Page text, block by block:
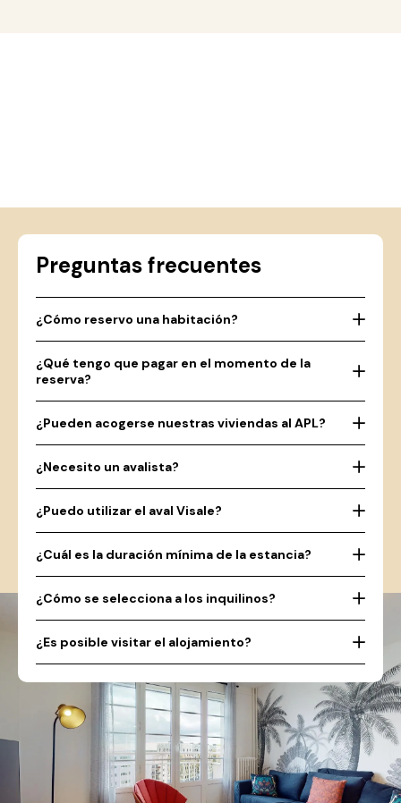
Preguntas frecuentes
¿Cómo reservo una habitación?
¿Qué tengo que pagar en el momento de la
reserva?
¿Pueden acogerse nuestras viviendas al APL?
¿Necesito un avalista?
¿Puedo utilizar el aval Visale?
¿Cuál es la duración mínima de la estancia?
¿Cómo se selecciona a los inquilinos?
¿Es posible visitar el alojamiento?